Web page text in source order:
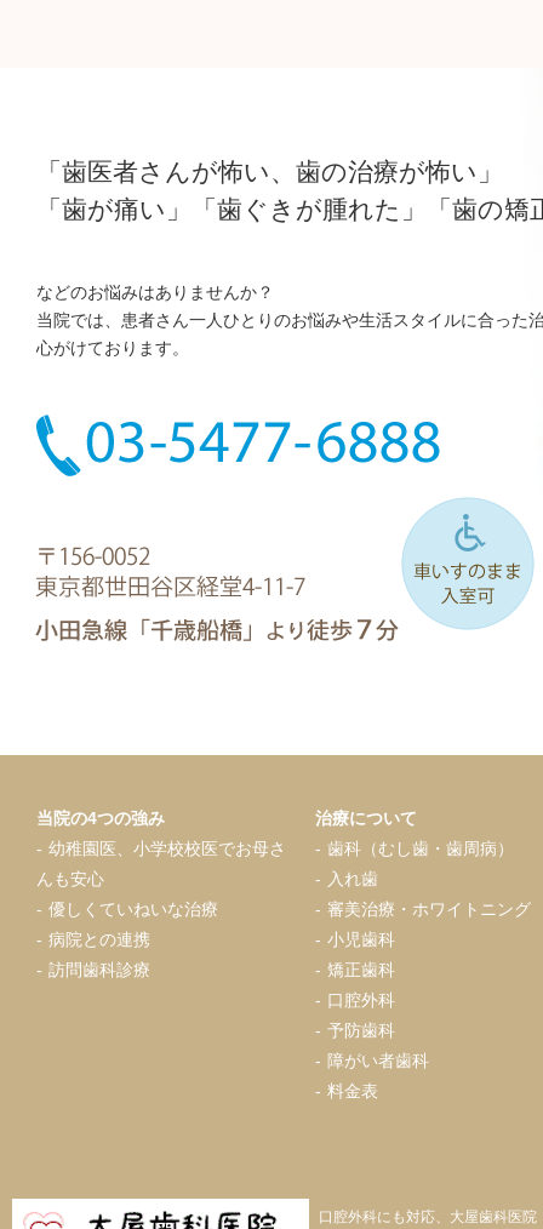
「歯医者さんが怖い、歯の治療が怖い」
「歯が痛い」「歯ぐきが腫れた」「歯の矯
などのお悩みはありませんか？
当院では、患者さん一人ひとりのお悩みや生活スタイルに合った
心がけております。
当院の4つの強み
幼稚園医、小学校校医でお母さ
んも安心
優しくていねいな治療
病院との連携
訪問歯科診療
治療について
歯科（むし歯・歯周病）
入れ歯
審美治療・ホワイトニング
小児歯科
矯正歯科
口腔外科
予防歯科
障がい者歯科
料金表
口腔外科にも対応、大屋歯科医